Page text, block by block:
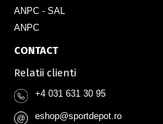
ANPC - SAL
ANPC
CONTACT
Relatii clienti
+4 031 631 30 95
@ eshop@sportdepot.ro